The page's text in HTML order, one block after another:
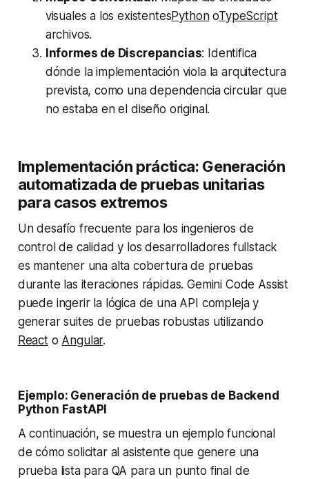
visuales a los existentesPythonoTypeScript
archivos.
Informes de Discrepancias: Identifica
dónde la implementación viola la arquitectura
prevista, como una dependencia circular que
no estaba en el diseño original.
Implementación práctica: Generación
automatizada de pruebas unitarias
para casos extremos
Un desafío frecuente para los ingenieros de
control de calidad y los desarrolladores fullstack
es mantener una alta cobertura de pruebas
durante las iteraciones rápidas. Gemini Code Assist
puede ingerir la lógica de una API compleja y
generar suites de pruebas robustas utilizando
Reacto Angular.
Ejemplo: Generación de pruebas de Backend
Python FastAPI
A continuación, se muestra un ejemplo funcional
de cómo solicitar al asistente que genere una
prueba lista para QA para un punto final de